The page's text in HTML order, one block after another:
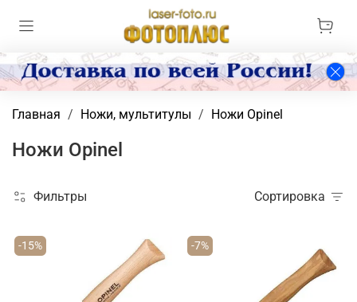
Главная Ножи, мультитулы Ножи Opinel
Ножи Opinel
Фильтры Сортировка
-15% -7%